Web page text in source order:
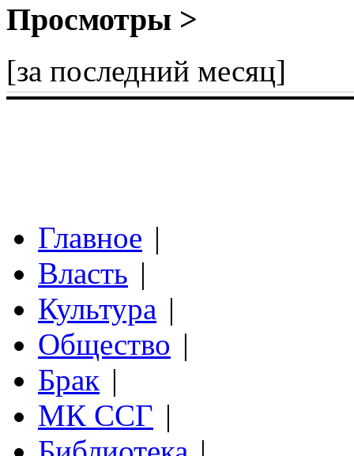
Просмотры >
[за последний месяц]
Главное |
Власть |
Культура |
Общество |
Брак |
МК ССГ |